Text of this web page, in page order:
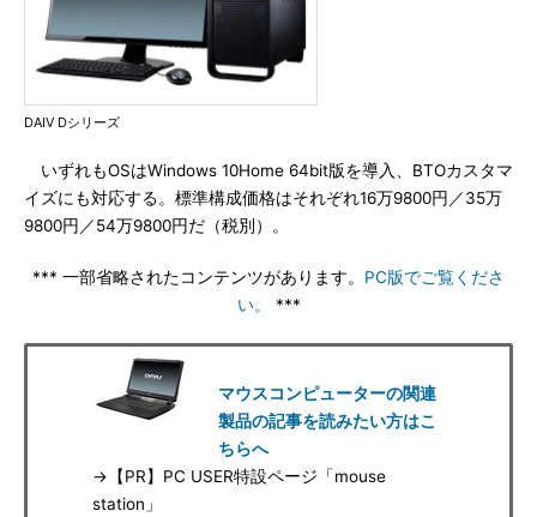
DAIV Dシリーズ
いずれもOSはWindows 10Home 64bit版を導入、BTOカスタマ
イズにも対応する。標準構成価格はそれぞれ16万9800円／35万
9800円／54万9800円だ（税別）。
*** 一部省略されたコンテンツがあります。 PC版でご覧くださ
い。
***
マウスコンピューターの関連
製品の記事を読みたい方はこ
ちらへ
→【PR】PC USER特設ページ「mouse
station」